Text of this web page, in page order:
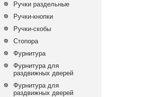
Ручки раздельные
Ручки-кнопки
Ручки-скобы
Стопора
Фурнитура
Фурнитура для
раздвижных дверей
Фурнитура для
раздвижных дверей